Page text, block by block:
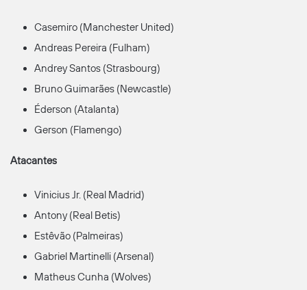
Casemiro (Manchester United)
Andreas Pereira (Fulham)
Andrey Santos (Strasbourg)
Bruno Guimarães (Newcastle)
Éderson (Atalanta)
Gerson (Flamengo)
Atacantes
Vinicius Jr. (Real Madrid)
Antony (Real Betis)
Estêvão (Palmeiras)
Gabriel Martinelli (Arsenal)
Matheus Cunha (Wolves)